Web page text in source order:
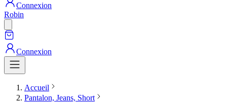
Connexion
Robin
Connexion
Accueil
Pantalon, Jeans, Short